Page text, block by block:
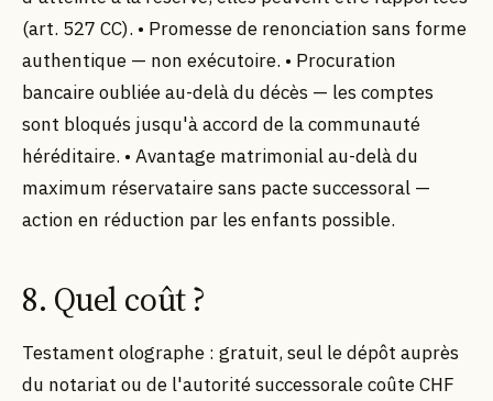
(art. 527 CC). • Promesse de renonciation sans forme
authentique — non exécutoire. • Procuration
bancaire oubliée au-delà du décès — les comptes
sont bloqués jusqu'à accord de la communauté
héréditaire. • Avantage matrimonial au-delà du
maximum réservataire sans pacte successoral —
action en réduction par les enfants possible.
8. Quel coût ?
Testament olographe : gratuit, seul le dépôt auprès
du notariat ou de l'autorité successorale coûte CHF